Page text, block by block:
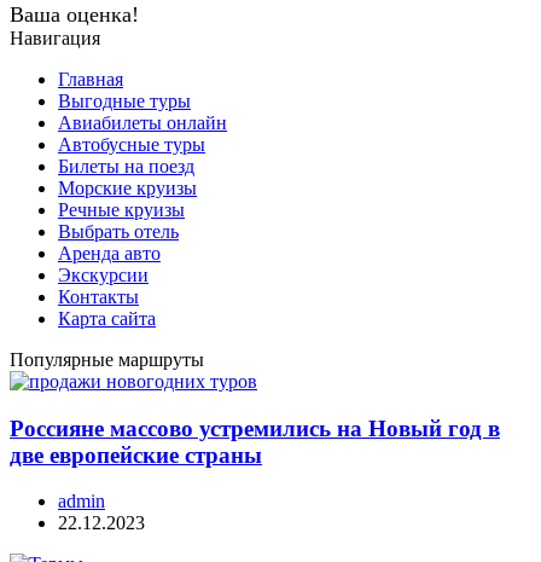
Ваша оценка!
Навигация
Главная
Выгодные туры
Авиабилеты онлайн
Автобусные туры
Билеты на поезд
Морские круизы
Речные круизы
Выбрать отель
Аренда авто
Экскурсии
Контакты
Карта сайта
Популярные маршруты
Россияне массово устремились на Новый год в
две европейские страны
admin
22.12.2023